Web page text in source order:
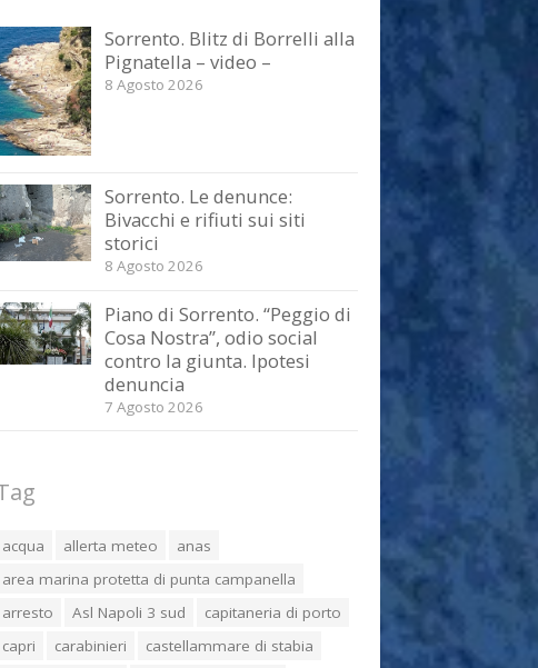
Sorrento. Blitz di Borrelli alla
Pignatella – video –
8 Agosto 2026
Sorrento. Le denunce:
Bivacchi e rifiuti sui siti
storici
8 Agosto 2026
Piano di Sorrento. “Peggio di
Cosa Nostra”, odio social
contro la giunta. Ipotesi
denuncia
7 Agosto 2026
acqua allerta meteo
anas
area marina protetta di punta campanella
arresto
Asl Napoli 3 sud
capitaneria di porto
capri
carabinieri
castellammare di stabia